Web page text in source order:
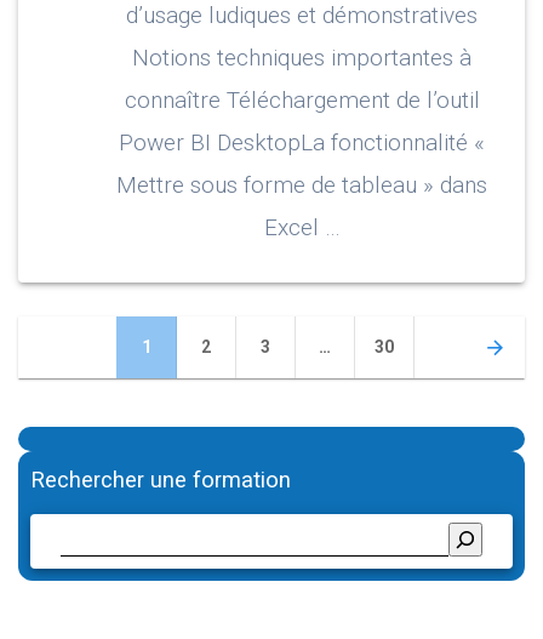
d’usage ludiques et démonstratives
Notions techniques importantes à
connaître Téléchargement de l’outil
Power BI DesktopLa fonctionnalité «
Mettre sous forme de tableau » dans
Excel …
navigation
Page
1 Page
2 Page
3 … Page
30
Rechercher une formation